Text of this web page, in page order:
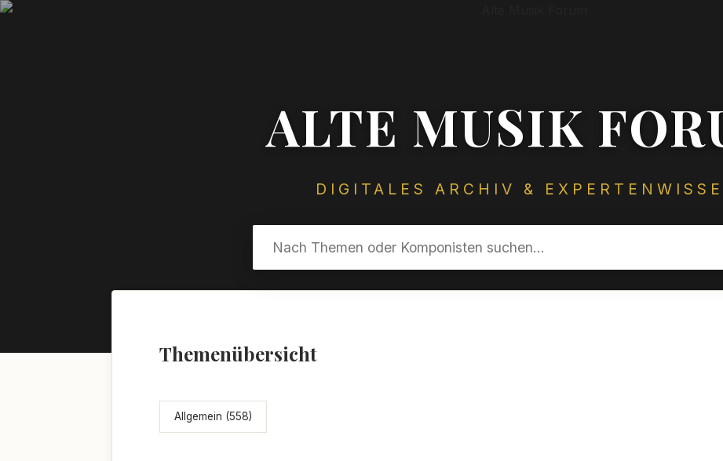
ALTE MUSIK
DIGITALES ARCHIV &
Themenübersicht
Allgemein (558)